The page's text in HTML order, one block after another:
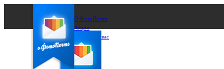
О ФотоПочте
Акции
Сделаем за вас
Бизнесу
FAQ
Франшиза